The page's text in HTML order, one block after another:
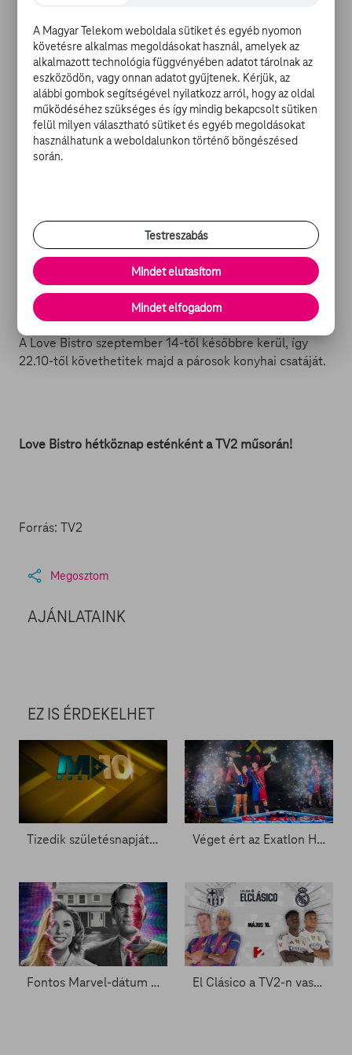
A mindenre elszánt párosok, akik az év bistro
tulajdonosa cím mellett az 5 millió forintos fődíjért is
harcba szállnak egymással: Cinthya Dictator és Molnár
Tomi, Csisztu Zsuzsa és Dr. Ketskés Norbert, Csizmadia
Gergő és Rausch Bernadett, Dobó Ági és Kis Csaba, Eke
Angéla és Budavári Balázs, Ember Márk és Antóci
Dorottya, Horváth Gréta és Medggyes Dávid, Kökény
Norbi és Maja, Tápai Szabina és Kucsera Gábor, Tücsi és
Sofron István, Szegedi Fecsó és Kiss Vivi, valamint Valkó
Eszter és Radócz Péter.
A Love Bistro szeptember 14-től későbbre kerül, így
22.10-től követhetitek majd a párosok konyhai csatáját.
Love Bistro hétköznap esténként a TV2 műsorán!
Forrás: TV2
Megosztom
AJÁNLATAINK
EZ IS ÉRDEKELHET
Tizedik születésnapját ünnepli a Mozi+ Véget ért az Exatlon Hungary – Ők emelhették magasba a trófeát
Fontos Marvel-dátum a láthatáron - Zacc nélkül 2081. El Clásico a TV2-n vasárnap este
A Magyar Telekom weboldala sütiket és egyéb nyomon
követésre alkalmas megoldásokat használ, amelyek az
alkalmazott technológia függvényében adatot tárolnak az
eszközödön, vagy onnan adatot gyűjtenek. Kérjük, az
alábbi gombok segítségével nyilatkozz arról, hogy az oldal
működéséhez szükséges és így mindig bekapcsolt sütiken
felül milyen választható sütiket és egyéb megoldásokat
használhatunk a weboldalunkon történő böngészésed
során.
Testreszabás
Mindet elutasítom
Mindet elfogadom